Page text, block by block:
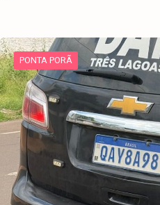
PONTA PORÃ